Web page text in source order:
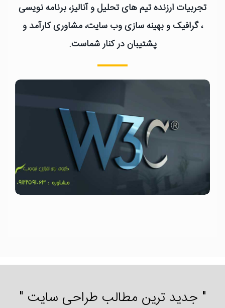
تجربیات ارزنده تیم های تحلیل و آنالیز، برنامه نویسی
، گرافیک و بهینه سازی وب سایت، مشاوری کارآمد و
پشتیبان در کنار شماست.
" جدید ترین مطالب طراحی سایت "